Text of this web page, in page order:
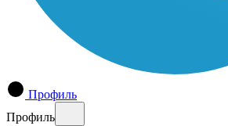
Профиль
Профиль